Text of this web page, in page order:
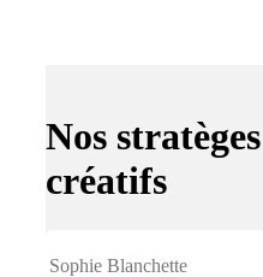
Nos
créatifs
Sophie Blanchette